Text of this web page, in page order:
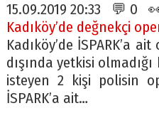
15.09.2019 20:33 💬 0
Kadıköy’de değnekçi
Kadıköy’de İSPARK’a
dışında yetkisi
isteyen 2 kişi polisin
İSPARK’a ait…